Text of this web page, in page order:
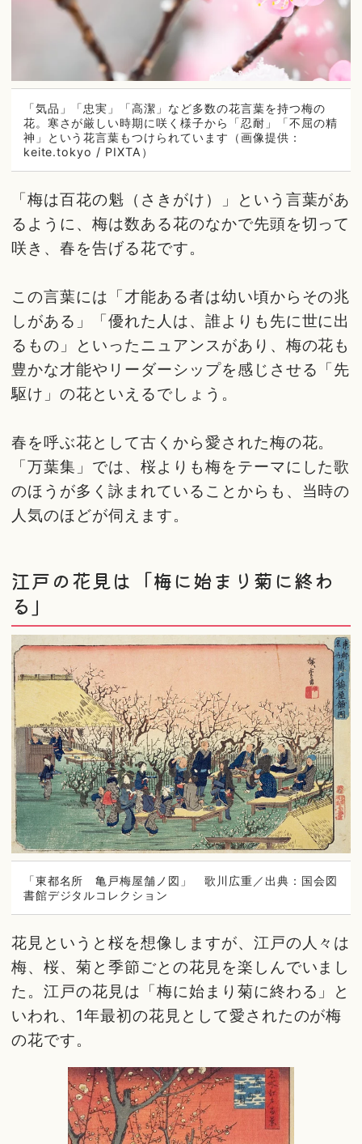
「気品」「忠実」「高潔」など多数の花言葉を持つ梅の
花。寒さが厳しい時期に咲く様子から「忍耐」「不屈の精
神」という花言葉もつけられています（画像提供：
keite.tokyo / PIXTA）
「梅は百花の魁（さきがけ）」という言葉があ
るように、梅は数ある花のなかで先頭を切って
咲き、春を告げる花です。
この言葉には「才能ある者は幼い頃からその兆
しがある」「優れた人は、誰よりも先に世に出
るもの」といったニュアンスがあり、梅の花も
豊かな才能やリーダーシップを感じさせる「先
駆け」の花といえるでしょう。
春を呼ぶ花として古くから愛された梅の花。
「万葉集」では、桜よりも梅をテーマにした歌
のほうが多く詠まれていることからも、当時の
人気のほどが伺えます。
江戸の花見は「梅に始まり菊に終わ
る」
「東都名所 亀戸梅屋舗ノ図」 歌川広重／出典：国会図
書館デジタルコレクション
花見というと桜を想像しますが、江戸の人々は
梅、桜、菊と季節ごとの花見を楽しんでいまし
た。江戸の花見は「梅に始まり菊に終わる」と
いわれ、1年最初の花見として愛されたのが梅
の花です。